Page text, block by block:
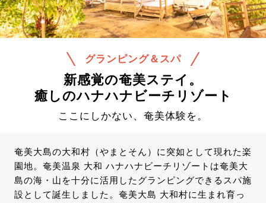
グランピング＆スパ
新感覚の奄美ステイ。
癒しのハナハナビーチリゾート
ここにしかない、奄美体験を。
奄美大島の大和村（やまとそん）に突如として現れた楽
園地。奄美温泉 大和 ハナハナビーチリゾートは奄美大
島の海・山を十分に活用したグランピングできるスパ施
設として誕生しました。奄美大島 大和村に生まれ育っ